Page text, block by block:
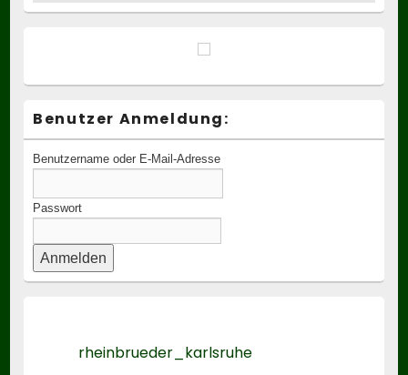
Benutzer Anmeldung:
Benutzername oder E-Mail-Adresse
Passwort
rheinbrueder_karlsruhe